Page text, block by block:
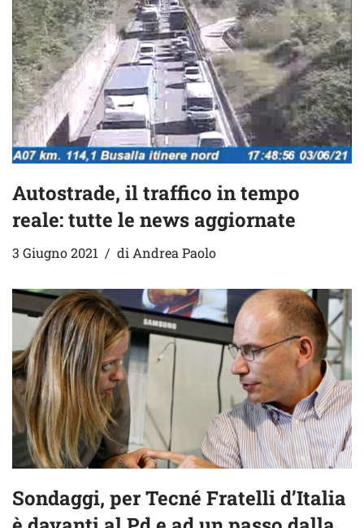
Autostrade, il traffico in tempo
reale: tutte le news aggiornate
3 Giugno 2021 di Andrea Paolo
Sondaggi, per Tecné Fratelli d’Italia